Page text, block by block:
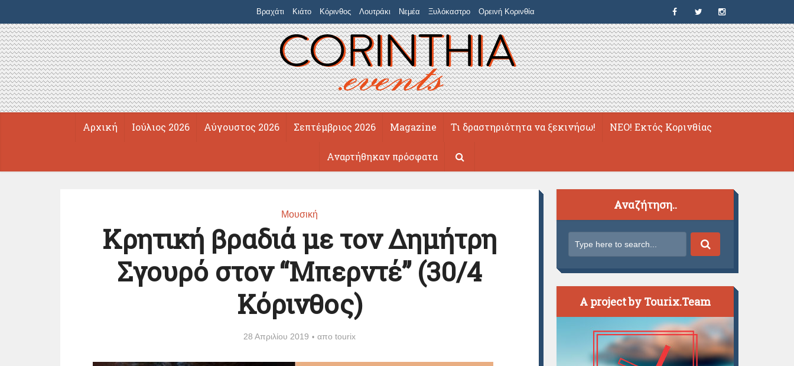
Βραχάτι Κιάτο Κόρινθος Λουτράκι Νεμέα Ξυλόκαστρο Ορεινή Κορινθία
Αρχική Ιούλιος 2026 Αύγουστος 2026 Σεπτέμβριος 2026 Magazine Τι δραστηριότητα να ξεκινήσω! ΝΕΟ! Εκτός Κορινθίας
Αναρτήθηκαν πρόσφατα
Μουσική
Κρητική βραδιά με τον Δημήτρη
Σγουρό στον “Μπερντέ” (30/4
Κόρινθος)
28 Απριλίου 2019 απο tourix
Αναζήτηση..
A project by Tourix.Team